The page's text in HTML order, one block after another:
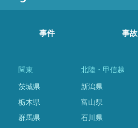
事件 事故
関東
茨城県
栃木県
群馬県
北陸・甲信越
新潟県
富山県
石川県